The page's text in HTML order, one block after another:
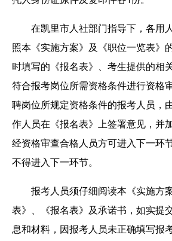
在凯里市人社部门指导下，各用
照本《实施方案》及《职位一览表》
时填写的《报名表》、考生提供的相
符合报考岗位所需资格条件进行资格
聘岗位所规定资格条件的报考人员，
作人员在《报名表》上签署意见，并
经资格审查合格人员方可进入下一环
不得进入下一环节。
报考人员须仔细阅读本《实施方
表》、《报名表》及承诺书，如实提
息和材料，因报考人员未正确填写报